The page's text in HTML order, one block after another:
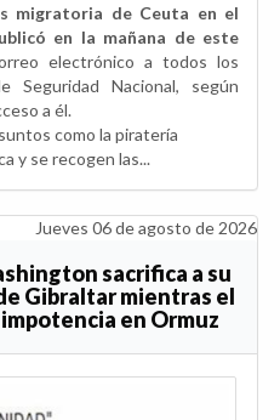
migratoria de Ceuta en el
en la mañana de este
electrónico a todos los
Seguridad Nacional, según
a él.
como la piratería
y se recogen las...
Jueves 06 de agosto de 2026
sacrifica a su
Gibraltar mientras el
en Ormuz